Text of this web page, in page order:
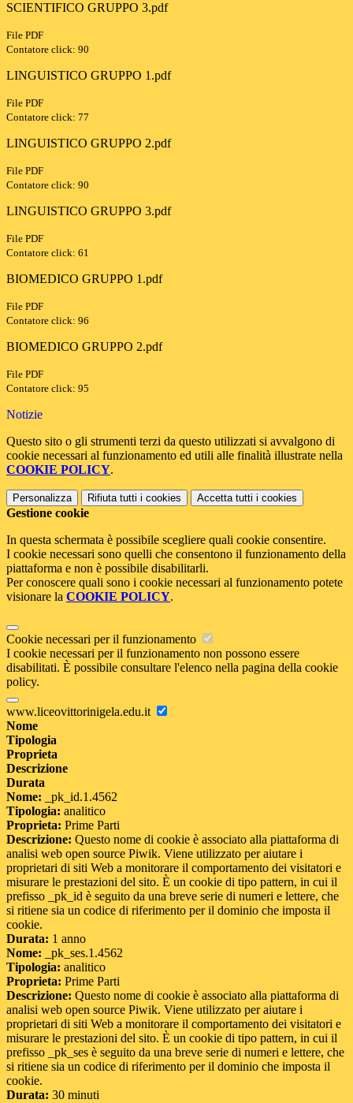
SCIENTIFICO GRUPPO 3.pdf
File PDF
Contatore click: 90
LINGUISTICO GRUPPO 1.pdf
File PDF
Contatore click: 77
LINGUISTICO GRUPPO 2.pdf
File PDF
Contatore click: 90
LINGUISTICO GRUPPO 3.pdf
File PDF
Contatore click: 61
BIOMEDICO GRUPPO 1.pdf
File PDF
Contatore click: 96
BIOMEDICO GRUPPO 2.pdf
File PDF
Contatore click: 95
Notizie
Questo sito o gli strumenti terzi da questo utilizzati si avvalgono di
cookie necessari al funzionamento ed utili alle finalità illustrate nella
COOKIE POLICY.
Personalizza Rifiuta tutti i cookies Accetta tutti i cookies
Gestione cookie
In questa schermata è possibile scegliere quali cookie consentire.
I cookie necessari sono quelli che consentono il funzionamento della
piattaforma e non è possibile disabilitarli.
Per conoscere quali sono i cookie necessari al funzionamento potete
visionare la COOKIE POLICY.
Cookie necessari per il funzionamento
I cookie necessari per il funzionamento non possono essere
disabilitati. È possibile consultare l'elenco nella pagina della cookie
policy.
www.liceovittorinigela.edu.it
Nome
Tipologia
Proprieta
Descrizione
Durata
Nome: _pk_id.1.4562
Tipologia: analitico
Proprieta: Prime Parti
Descrizione: Questo nome di cookie è associato alla piattaforma di
analisi web open source Piwik. Viene utilizzato per aiutare i
proprietari di siti Web a monitorare il comportamento dei visitatori e
misurare le prestazioni del sito. È un cookie di tipo pattern, in cui il
prefisso _pk_id è seguito da una breve serie di numeri e lettere, che
si ritiene sia un codice di riferimento per il dominio che imposta il
cookie.
Durata: 1 anno
Nome: _pk_ses.1.4562
Tipologia: analitico
Proprieta: Prime Parti
Descrizione: Questo nome di cookie è associato alla piattaforma di
analisi web open source Piwik. Viene utilizzato per aiutare i
proprietari di siti Web a monitorare il comportamento dei visitatori e
misurare le prestazioni del sito. È un cookie di tipo pattern, in cui il
prefisso _pk_ses è seguito da una breve serie di numeri e lettere, che
si ritiene sia un codice di riferimento per il dominio che imposta il
cookie.
Durata: 30 minuti